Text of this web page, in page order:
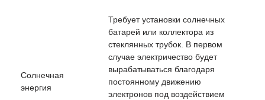
Солнечная
энергия
Требует установки солнечных
батарей или коллектора из
стеклянных трубок. В первом
случае электричество будет
вырабатываться благодаря
постоянному движению
электронов под воздействием